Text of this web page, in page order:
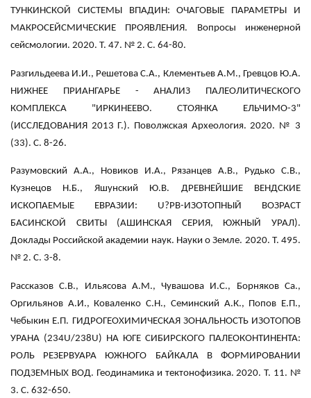
ТУНКИНСКОЙ СИСТЕМЫ ВПАДИН: ОЧАГОВЫЕ ПАРАМЕТРЫ И
МАКРОСЕЙСМИЧЕСКИЕ ПРОЯВЛЕНИЯ. Вопросы инженерной
сейсмологии. 2020. Т. 47. № 2. С. 64-80.
Разгильдеева И.И., Решетова С.А., Клементьев А.М., Гревцов Ю.А.
НИЖНЕЕ ПРИАНГАРЬЕ - АНАЛИЗ ПАЛЕОЛИТИЧЕСКОГО
КОМПЛЕКСА "ИРКИНЕЕВО. СТОЯНКА ЕЛЬЧИМО-3"
(ИССЛЕДОВАНИЯ 2013 Г.). Поволжская Археология. 2020. № 3
(33). С. 8-26.
Разумовский А.А., Новиков И.А., Рязанцев А.В., Рудько С.В.,
Кузнецов Н.Б., Яшунский Ю.В. ДРЕВНЕЙШИЕ ВЕНДСКИЕ
ИСКОПАЕМЫЕ ЕВРАЗИИ: U?PB-ИЗОТОПНЫЙ ВОЗРАСТ
БАСИНСКОЙ СВИТЫ (АШИНСКАЯ СЕРИЯ, ЮЖНЫЙ УРАЛ).
Доклады Российской академии наук. Науки о Земле. 2020. Т. 495.
№ 2. С. 3-8.
Рассказов С.В., Ильясова А.М., Чувашова И.С., Борняков Са.,
Оргильянов А.И., Коваленко С.Н., Семинский А.К., Попов Е.П.,
Чебыкин Е.П. ГИДРОГЕОХИМИЧЕСКАЯ ЗОНАЛЬНОСТЬ ИЗОТОПОВ
УРАНА (234U/238U) НА ЮГЕ СИБИРСКОГО ПАЛЕОКОНТИНЕНТА:
РОЛЬ РЕЗЕРВУАРА ЮЖНОГО БАЙКАЛА В ФОРМИРОВАНИИ
ПОДЗЕМНЫХ ВОД. Геодинамика и тектонофизика. 2020. Т. 11. №
3. С. 632-650.